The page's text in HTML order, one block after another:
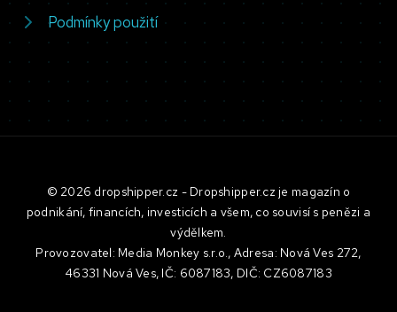
Podmínky použití
© 2026 dropshipper.cz - Dropshipper.cz je magazín o
podnikání, financích, investicích a všem, co souvisí s penězi a
výdělkem.
Provozovatel: Media Monkey s.r.o., Adresa: Nová Ves 272,
46331 Nová Ves, IČ: 6087183, DIČ: CZ6087183